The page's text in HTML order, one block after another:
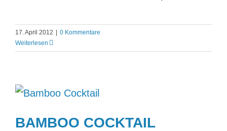
17. April 2012
0 Kommentare
Weiterlesen
BAMBOO COCKTAIL